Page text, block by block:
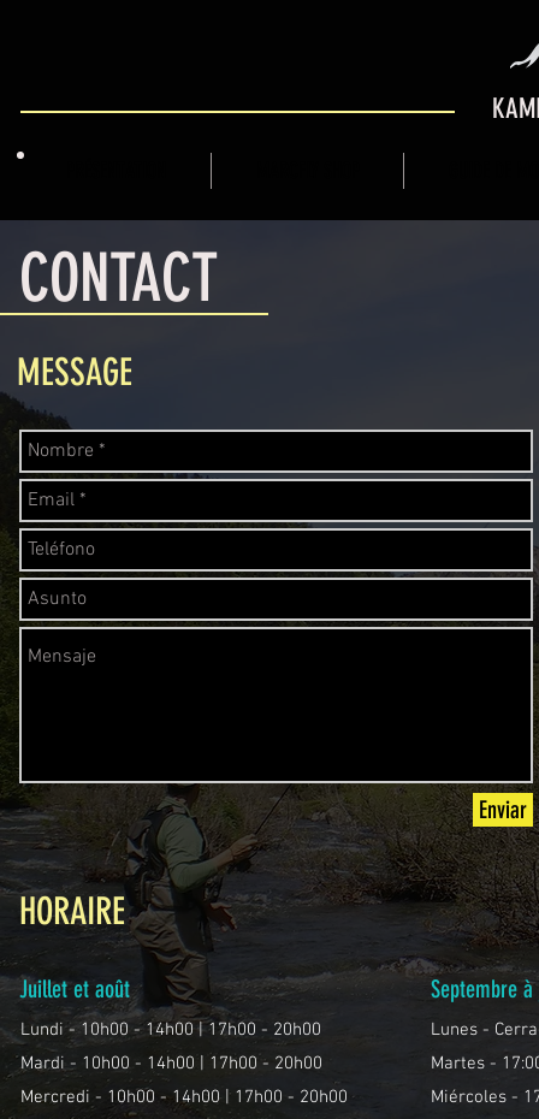
CONTACT
MESSAGE
Enviar
HORAIRE
Lundi - 10h00 - 14h00 | 17h00 - 20h00
Mardi - 10h00 - 14h00 | 17h00 - 20h00
Mercredi - 10h00 - 14h00 | 17h00 - 20h00
Juillet et août Septembre
Lunes -
Martes -
Miércoles -